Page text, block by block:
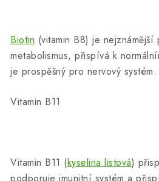
Biotin (vitamin B8) je
metabolismus, přispívá k
je prospěšný pro nervový
Vitamin B11
Vitamin B11 (kyselina listová)